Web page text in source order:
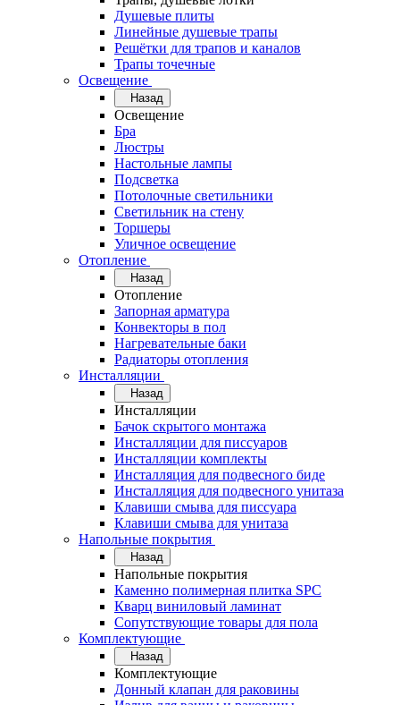
Душевые плиты
Линейные душевые трапы
Решётки для трапов и каналов
Трапы точечные
Освещение
Назад
Освещение
Бра
Люстры
Настольные лампы
Подсветка
Потолочные светильники
Светильник на стену
Торшеры
Уличное освещение
Отопление
Назад
Отопление
Запорная арматура
Конвекторы в пол
Нагревательные баки
Радиаторы отопления
Инсталляции
Назад
Инсталляции
Бачок скрытого монтажа
Инсталляции для писсуаров
Инсталляции комплекты
Инсталляция для подвесного биде
Инсталляция для подвесного унитаза
Клавиши смыва для писсуара
Клавиши смыва для унитаза
Напольные покрытия
Назад
Напольные покрытия
Каменно полимерная плитка SPC
Кварц виниловый ламинат
Сопутствующие товары для пола
Комплектующие
Назад
Комплектующие
Донный клапан для раковины